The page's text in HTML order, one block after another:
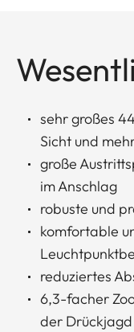
sehr großes
Sicht und
große
im Anschlag
robuste und
komfortable
reduziertes
6,3-facher
der Drückjagd